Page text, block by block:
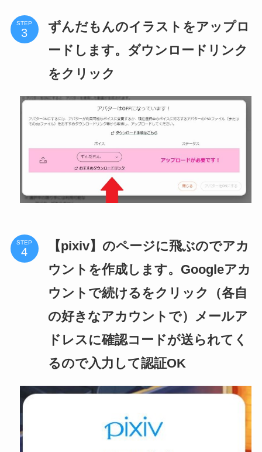
STEP
ずんだもんのイラストをアップロ
ードします。ダウンロードリンク
をクリック
STEP
【pixiv】のページに飛ぶのでアカ
ウントを作成します。Googleアカ
ウントで続けるをクリック（各自
の好きなアカウントで）メールア
ドレスに確認コードが送られてく
るので入力して認証OK